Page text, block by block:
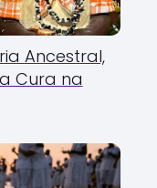
Ancestral,
Cura na